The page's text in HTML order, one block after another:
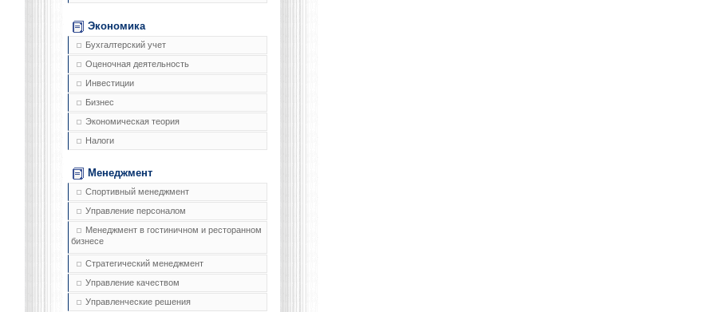
Экономика
Бухгалтерский учет
Оценочная деятельность
Инвестиции
Бизнес
Экономическая теория
Налоги
Менеджмент
Спортивный менеджмент
Управление персоналом
Менеджмент в гостиничном и ресторанном
бизнесе
Стратегический менеджмент
Управление качеством
Управленческие решения